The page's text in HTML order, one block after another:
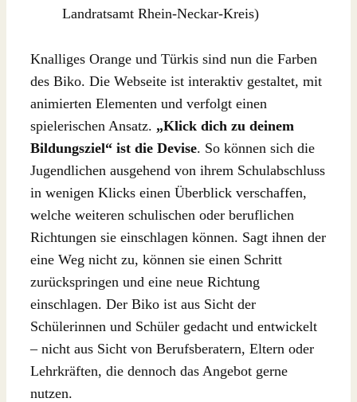
Landratsamt Rhein-Neckar-Kreis)
Knalliges Orange und Türkis sind nun die Farben
des Biko. Die Webseite ist interaktiv gestaltet, mit
animierten Elementen und verfolgt einen
spielerischen Ansatz. „Klick dich zu deinem
Bildungsziel“ ist die Devise. So können sich die
Jugendlichen ausgehend von ihrem Schulabschluss
in wenigen Klicks einen Überblick verschaffen,
welche weiteren schulischen oder beruflichen
Richtungen sie einschlagen können. Sagt ihnen der
eine Weg nicht zu, können sie einen Schritt
zurückspringen und eine neue Richtung
einschlagen. Der Biko ist aus Sicht der
Schülerinnen und Schüler gedacht und entwickelt
– nicht aus Sicht von Berufsberatern, Eltern oder
Lehrkräften, die dennoch das Angebot gerne
nutzen.